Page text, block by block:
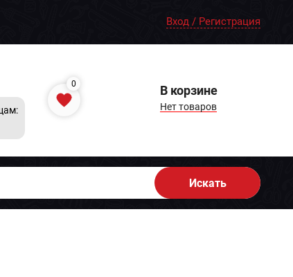
Вход / Регистрация
0 В корзине
Нет товаров
Искать